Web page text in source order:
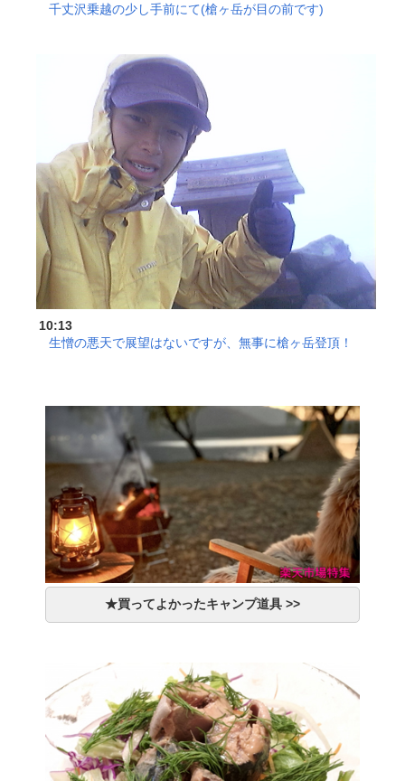
千丈沢乗越の少し手前にて(槍ヶ岳が目の前です)
10:13
生憎の悪天で展望はないですが、無事に槍ヶ岳登頂！
★買ってよかったキャンプ道具 >>